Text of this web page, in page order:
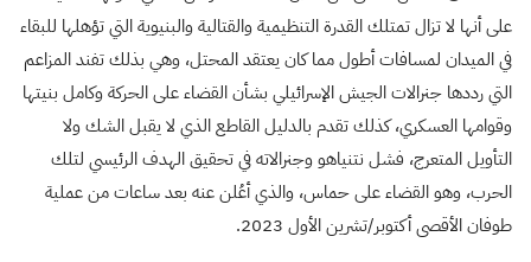
على أنها لا تزال تمتلك القدرة التنظيمية والقتالية والبنيوية التي تؤهلها للبقاء
في الميدان لمسافات أطول مما كان يعتقد المحتل، وهي بذلك تفند المزاعم
التي رددها جنرالات الجيش الإسرائيلي بشأن القضاء على الحركة وكامل بنيتها
وقوامها العسكري، كذلك تقدم بالدليل القاطع الذي لا يقبل الشك ولا
التأويل المتعرج، فشل نتنياهو وجنرالاته في تحقيق الهدف الرئيسي لتلك
الحرب، وهو القضاء على حماس، والذي أعُلن عنه بعد ساعات من عملية
طوفان الأقصى أكتوبر/تشرين الأول 2023.